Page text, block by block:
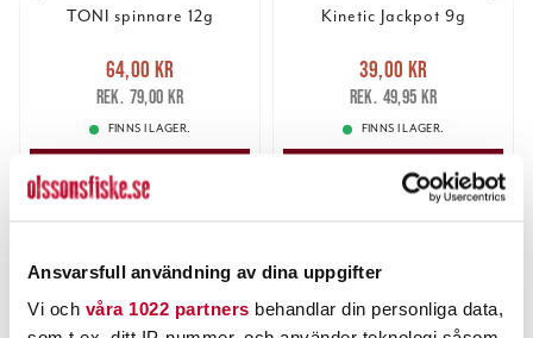
Ansvarsfull användning av dina uppgifter
Vi och våra 1022 partners behandlar din personliga data,
TONI spinnare 12g
Nuvarande pris
64,00 krTidigare pris
79,00 kr
64,00 kr
79,00 kr
FINNS I LAGER.
LÄS MER
Kinetic Jackpot 9g
Nuvarande pris
39,00 krTidigare pris
49,95 kr
39,00 kr
49,95 kr
FINNS I LAGER.
LÄS MER
ANDRA TITTADE OCKSÅ PÅ